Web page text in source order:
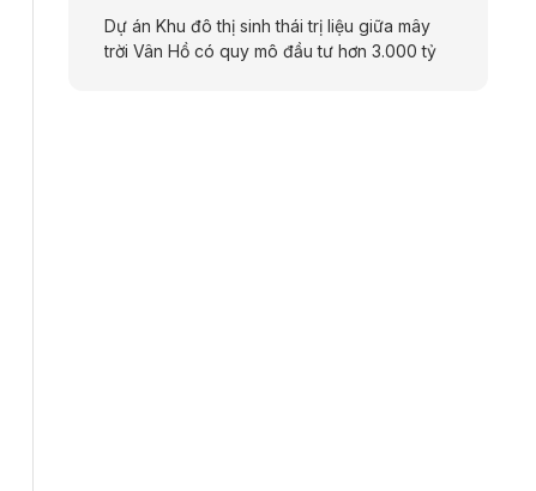
Dự án Khu đô thị sinh thái trị liệu giữa mây
trời Vân Hồ có quy mô đầu tư hơn 3.000 tỷ